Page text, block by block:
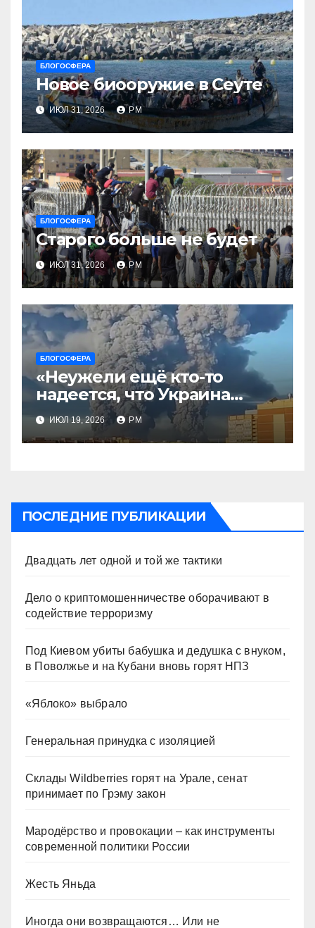
БЛОГОСФЕРА
Новое биооружие в Сеуте
ИЮЛ 31, 2026 РМ
БЛОГОСФЕРА
Старого больше не будет
ИЮЛ 31, 2026 РМ
БЛОГОСФЕРА
«Неужели ещё кто-то
надеется, что Украина
будет действовать
непоследовательно?»
ИЮЛ 19, 2026 РМ
ПОСЛЕДНИЕ ПУБЛИКАЦИИ
Двадцать лет одной и той же тактики
Дело о криптомошенничестве оборачивают в
содействие терроризму
Под Киевом убиты бабушка и дедушка с внуком,
в Поволжье и на Кубани вновь горят НПЗ
«Яблоко» выбрало
Генеральная принудка с изоляцией
Склады Wildberries горят на Урале, сенат
принимает по Грэму закон
Мародёрство и провокации – как инструменты
современной политики России
Жесть Яньда
Иногда они возвращаются… Или не